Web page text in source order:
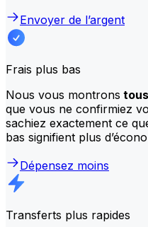
Envoyer de l’argent
Frais plus bas
Nous vous montrons
que vous ne confirmiez
sachiez exactement ce
bas signifient plus
Dépensez moins
Transferts plus rapides